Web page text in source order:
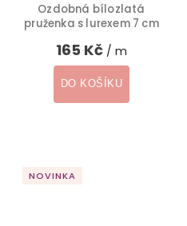
Ozdobná bílozlatá
pruženka s lurexem 7 cm
165 Kč / m
DO KOŠÍKU
NOVINKA